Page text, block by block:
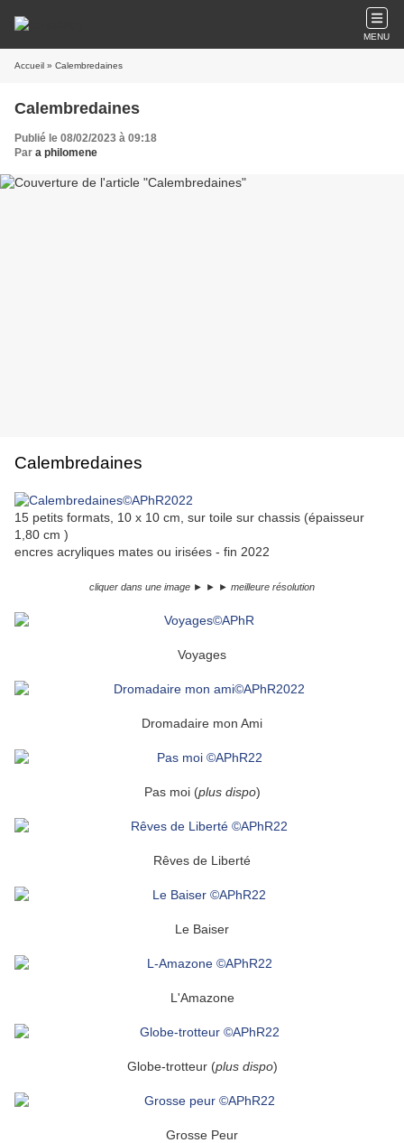
MENU
Accueil » Calembredaines
Calembredaines
Publié le 08/02/2023 à 09:18
Par a philomene
Calembredaines
15 petits formats, 10 x 10 cm, sur toile sur chassis (épaisseur
1,80 cm )
encres acryliques mates ou irisées - fin 2022
cliquer dans une image ► ► ► meilleure résolution
Voyages
Dromadaire mon Ami
Pas moi (plus dispo)
Rêves de Liberté
Le Baiser
L'Amazone
Globe-trotteur (plus dispo)
Grosse Peur